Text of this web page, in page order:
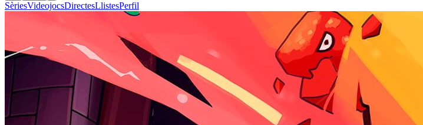
SèriesVideojocsDirectesLlistesPerfil